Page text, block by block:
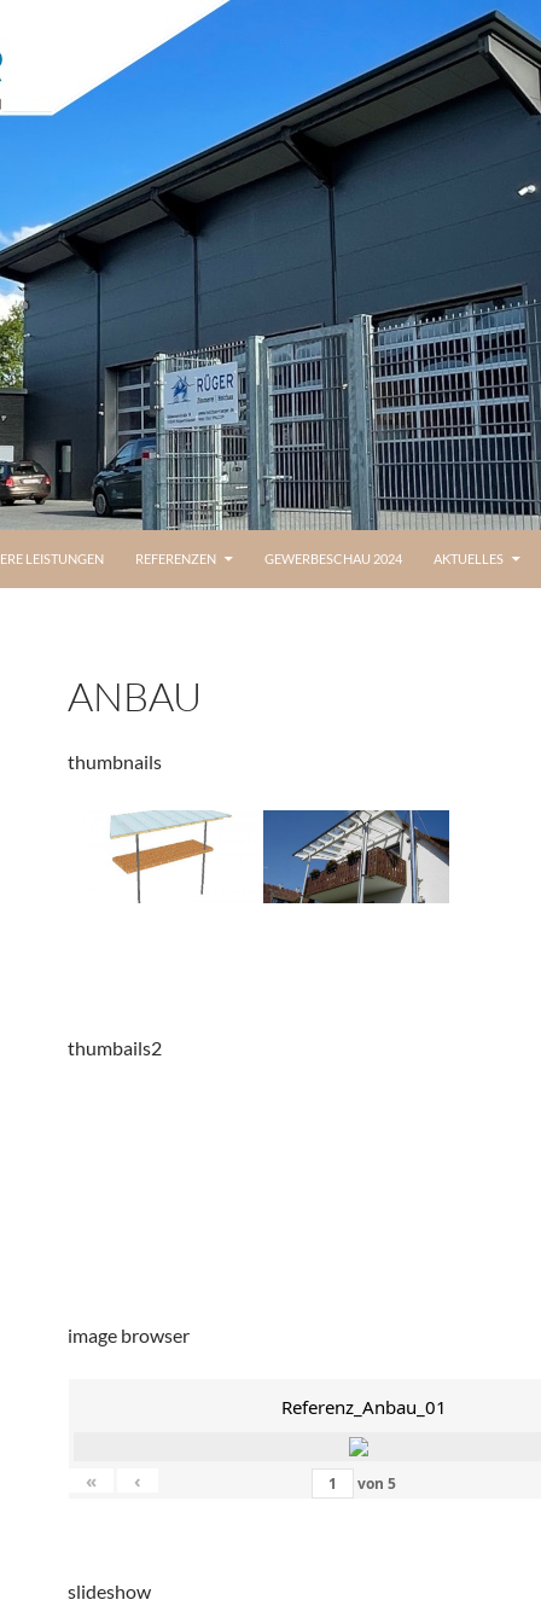
LEISTUNGEN REFERENZEN GEWERBESCHAU 2024 AKTUELLES
ANBAU
thumbnails
thumbails2
image browser
Referenz_Anbau_01
« ‹ von 5
slideshow